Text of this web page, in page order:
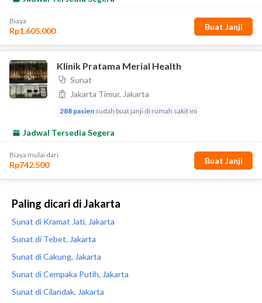
Paling dicari di Jakarta
Sunat di Kramat Jati, Jakarta
Sunat di Tebet, Jakarta
Sunat di Cakung, Jakarta
Sunat di Cempaka Putih, Jakarta
Sunat di Cilandak, Jakarta